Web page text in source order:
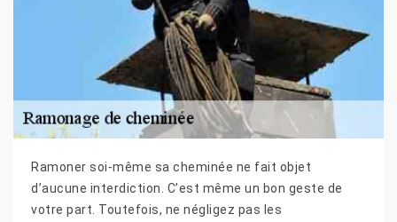
Ramoner soi-même sa cheminée ne fait objet
d’aucune interdiction. C’est même un bon geste de
votre part. Toutefois, ne négligez pas les